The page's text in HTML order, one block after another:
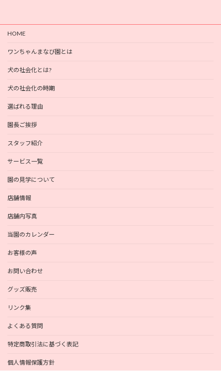
HOME
ワンちゃんまなび園とは
犬の社会化とは?
犬の社会化の時期
選ばれる理由
園長ご挨拶
スタッフ紹介
サービス一覧
園の見学について
店舗情報
店舗内写真
当園のカレンダー
お客様の声
お問い合わせ
グッズ販売
リンク集
よくある質問
特定商取引法に基づく表記
個人情報保護方針